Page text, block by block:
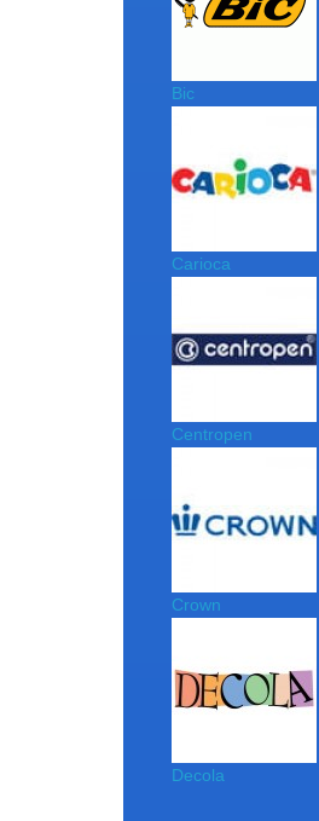
Bic
Carioca
Centropen
Crown
Decola